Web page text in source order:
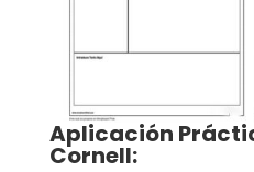
Aplicación
Cornell: